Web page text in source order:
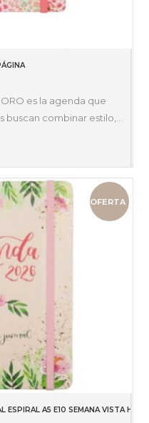
ORO es la agenda que
buscan combinar estilo,…
OFERTA
ESPIRAL A5 E10 SEMANA VISTA